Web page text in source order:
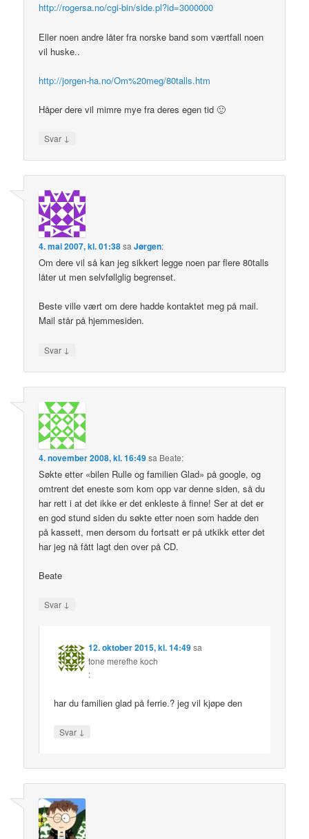
http://rogersa.no/cgi-bin/side.pl?id=3000000
Eller noen andre låter fra norske band som værtfall noen
vil huske..
http://jorgen-ha.no/Om%20meg/80talls.htm
Håper dere vil mimre mye fra deres egen tid 🙂
Svar ↓
4. mai 2007, kl. 01:38sa Jørgen:
Om dere vil så kan jeg sikkert legge noen par flere 80talls
låter ut men selvføllglig begrenset.
Beste ville vært om dere hadde kontaktet meg på mail.
Mail står på hjemmesiden.
Svar ↓
4. november 2008, kl. 16:49sa Beate:
Søkte etter «bilen Rulle og familien Glad» på google, og
omtrent det eneste som kom opp var denne siden, så du
har rett i at det ikke er det enkleste å finne! Ser at det er
en god stund siden du søkte etter noen som hadde den
på kassett, men dersom du fortsatt er på utkikk etter det
har jeg nå fått lagt den over på CD.
Beate
Svar ↓
12. oktober 2015, kl. 14:49sa
tone merefhe koch
:
har du familien glad på ferrie.? jeg vil kjøpe den
Svar ↓